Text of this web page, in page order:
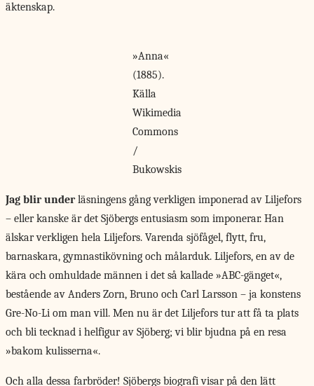
äktenskap.
»Anna«
(1885).
Källa
Wikimedia
Commons
/
Bukowskis
Jag blir underläsningens gång verkligen imponerad av Liljefors
– eller kanske är det Sjöbergs entusiasm som imponerar. Han
älskar verkligen hela Liljefors. Varenda sjöfågel, flytt, fru,
barnaskara, gymnastikövning och målarduk. Liljefors, en av de
kära och omhuldade männen i det så kallade »ABC-gänget«,
bestående av Anders Zorn, Bruno och Carl Larsson – ja konstens
Gre-No-Li om man vill. Men nu är det Liljefors tur att få ta plats
och bli tecknad i helfigur av Sjöberg; vi blir bjudna på en resa
»bakom kulisserna«.
Och alla dessa farbröder! Sjöbergs biografi visar på den lätt